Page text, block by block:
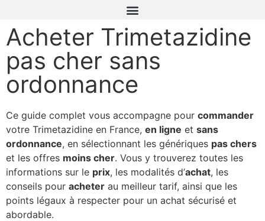
Acheter Trimetazidine
pas cher sans
ordonnance
Ce guide complet vous accompagne pour commander
votre Trimetazidine en France, en ligne et sans
ordonnance, en sélectionnant les génériques pas chers
et les offres moins cher. Vous y trouverez toutes les
informations sur le prix, les modalités d’achat, les
conseils pour acheter au meilleur tarif, ainsi que les
points légaux à respecter pour un achat sécurisé et
abordable.